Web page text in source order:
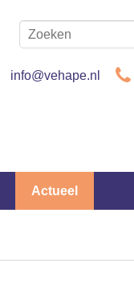
info@vehape.nl
Actueel